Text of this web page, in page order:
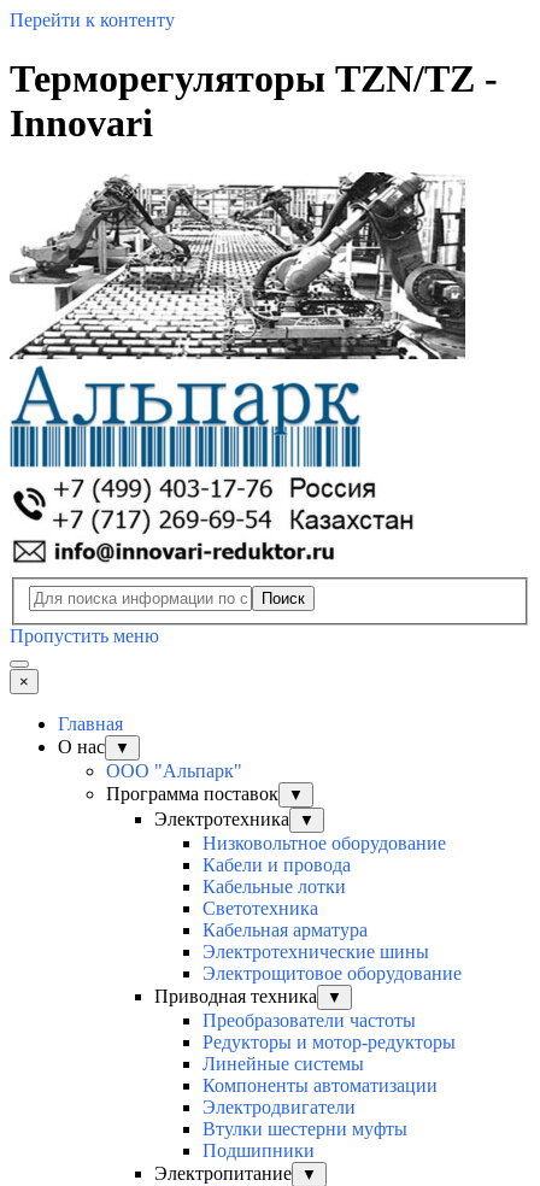
Перейти к контенту
Терморегуляторы TZN/TZ -
Innovari
Поиск
Пропустить меню
×
Главная
О нас
▼
ООО "Альпарк"
Программа поставок
▼
Электротехника ▼
Низковольтное оборудование
Кабели и провода
Кабельные лотки
Светотехника
Кабельная арматура
Электротехнические шины
Электрощитовое оборудование
Приводная техника
▼
Преобразователи частоты
Редукторы и мотор-редукторы
Линейные системы
Компоненты автоматизации
Электродвигатели
Втулки шестерни муфты
Подшипники
Электропитание
▼